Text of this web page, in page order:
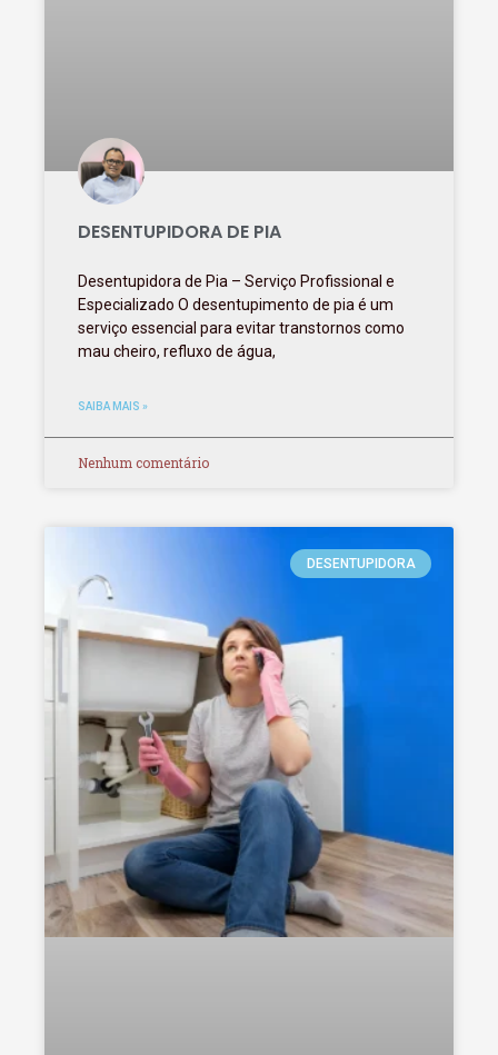
DESENTUPIDORA DE PIA
Desentupidora de Pia – Serviço Profissional e
Especializado O desentupimento de pia é um
serviço essencial para evitar transtornos como
mau cheiro, refluxo de água,
SAIBA MAIS »
Nenhum comentário
DESENTUPIDORA